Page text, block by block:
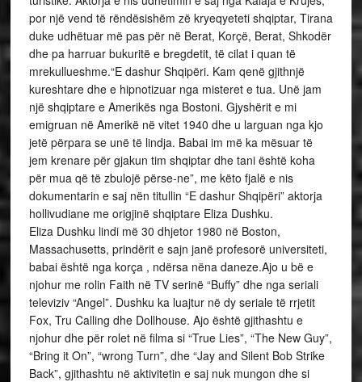
por një vend të rëndësishëm zë kryeqyeteti shqiptar, Tirana
duke udhëtuar më pas për në Berat, Korçë, Berat, Shkodër
dhe pa harruar bukuritë e bregdetit, të cilat i quan të
mrekullueshme.“E dashur Shqipëri. Kam qenë gjithnjë
kureshtare dhe e hipnotizuar nga misteret e tua. Unë jam
një shqiptare e Amerikës nga Bostoni. Gjyshërit e mi
emigruan në Amerikë në vitet 1940 dhe u larguan nga kjo
jetë përpara se unë të lindja. Babai im më ka mësuar të
jem krenare për gjakun tim shqiptar dhe tani është koha
për mua që të zbulojë përse-ne”, me këto fjalë e nis
dokumentarin e saj nën titullin “E dashur Shqipëri” aktorja
hollivudiane me origjinë shqiptare Eliza Dushku.
Eliza Dushku lindi më 30 dhjetor 1980 në Boston,
Massachusetts, prindërit e sajn janë profesorë universiteti,
babai është nga korça , ndërsa nëna daneze.Ajo u bë e
njohur me rolin Faith në TV serinë “Buffy” dhe nga seriali
televiziv “Angel”. Dushku ka luajtur në dy seriale të rrjetit
Fox, Tru Calling dhe Dollhouse. Ajo është gjithashtu e
njohur dhe për rolet në filma si “True Lies”, “The New Guy”,
“Bring it On”, “wrong Turn”, dhe “Jay and Silent Bob Strike
Back”, gjithashtu në aktivitetin e saj nuk mungon dhe si